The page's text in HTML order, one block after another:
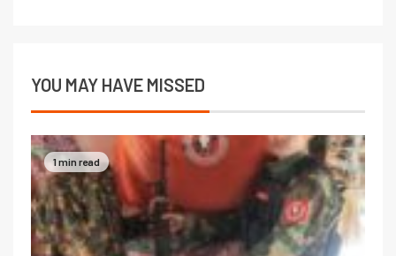
YOU MAY HAVE MISSED
1 min read